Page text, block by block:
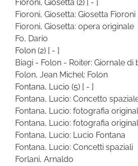
Fioroni, Giosetta (2) [ - ]
Fioroni, Giosetta: Giosetta Fioroni
Fioroni, Giosetta: opera originale
Fo, Dario
Folon (2) [ - ]
Biagi - Folon - Roiter: Giornale di
Folon, Jean Michel: Folon
Fontana, Lucio (5) [ - ]
Fontana, Lucio: Concetto
Fontana, Lucio: fotografia
Fontana, Lucio: fotografia
Fontana, Lucio: Lucio Fontana
Fontana, Lucio: Concetti spaziali
Forlani, Arnaldo